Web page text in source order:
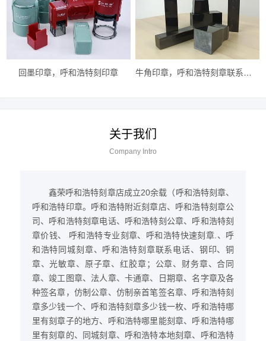
回墨印章，呼和浩特刻印章
关于我们
Company Intro
鑫荣呼和浩特刻章店成立20余载（呼和浩特刻章、
呼和浩特印章。呼和浩特附近刻章店、呼和浩特刻章公
司、呼和浩特刻章电话、呼和浩特刻公章、呼和浩特刻
章价钱、 呼和浩特专业刻章、呼和浩特快速刻章.、呼
和浩特同城刻章、呼和浩特刻章联系电话、钢印、铜
章、光敏章、原子章、红胶章；公章、财务章、合同
章、竣工图章、法人章、卡通章、日期章、名字章及各
种签名章，仿制公章、仿制亲首笔签名章、呼和浩特刻
章多少钱一个、呼和浩特刻章多少钱一枚、呼和浩特哪
里有刻章子的地方、呼和浩特哪里能刻章、呼和浩特哪
里有刻章的、同城刻章、呼和浩特本地刻章、呼和浩特